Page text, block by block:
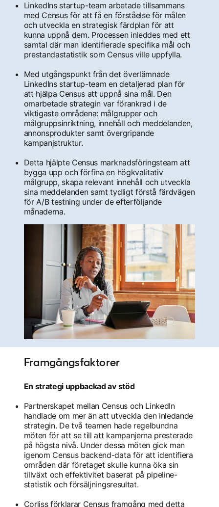
LinkedIns startup-team arbetade tillsammans
med Census för att få en förståelse för målen
och utveckla en strategisk färdplan för att
kunna uppnå dem. Processen inleddes med ett
samtal där man identifierade specifika mål och
prestandastatistik som Census ville uppfylla.
Med utgångspunkt från det överlämnade
LinkedIns startup-team en detaljerad plan för
att hjälpa Census att uppnå sina mål. Den
omarbetade strategin var förankrad i de
viktigaste områdena: målgrupper och
målgruppsinriktning, innehåll och meddelanden,
annonsprodukter samt övergripande
kampanjstruktur.
Detta hjälpte Census marknadsföringsteam att
bygga upp och förfina en högkvalitativ
målgrupp, skapa relevant innehåll och utveckla
sina meddelanden samt tydligt förstå färdvägen
för A/B testning under de efterföljande
månaderna.
Framgångsfaktorer
En strategi uppbackad av stöd
Partnerskapet mellan Census och LinkedIn
handlade om mer än att utveckla den inledande
strategin. De två teamen hade regelbundna
möten för att se till att kampanjerna presterade
på högsta nivå. Under dessa möten gick man
igenom Census backend-data för att identifiera
områden där företaget skulle kunna öka sin
tillväxt och effektivitet baserat på pipeline-
statistik och försäljningsresultat.
Corliss förklarar Census framgång med detta